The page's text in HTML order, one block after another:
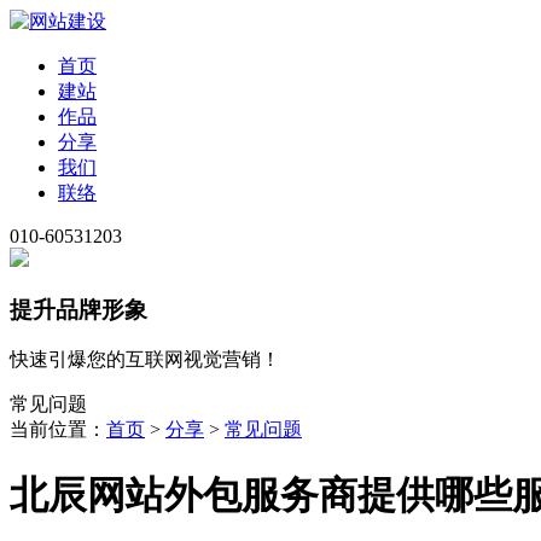
首页
建站
作品
分享
我们
联络
010-60531203
提升品牌形象
快速引爆您的互联网视觉营销！
常见问题
当前位置： 首页 > 分享 > 常见问题
北辰网站外包服务商提供哪些